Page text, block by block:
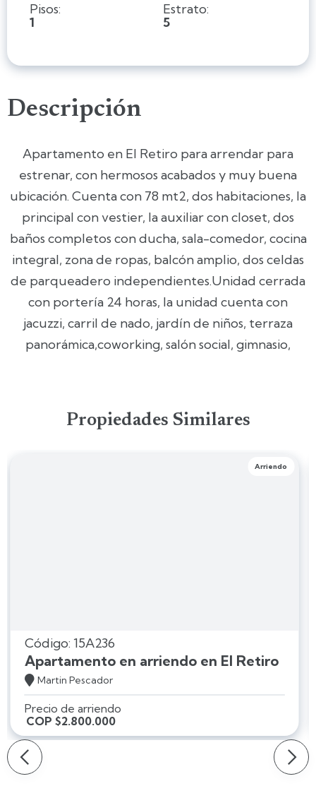
Pisos:
1
Estrato:
5
Descripción
Apartamento en El Retiro para arrendar para
estrenar, con hermosos acabados y muy buena
ubicación. Cuenta con 78 mt2, dos habitaciones, la
principal con vestier, la auxiliar con closet, dos
baños completos con ducha, sala-comedor, cocina
integral, zona de ropas, balcón amplio, dos celdas
de parqueadero independientes.Unidad cerrada
con portería 24 horas, la unidad cuenta con
jacuzzi, carril de nado, jardín de niños, terraza
panorámica,coworking, salón social, gimnasio,
Propiedades Similares
Arriendo
Código: 15A236
Apartamento en arriendo en El Retiro
 Martin Pescador
Precio de arriendo
COP $2.800.000
Slide 2 of 4.
Slide 2 of 4.